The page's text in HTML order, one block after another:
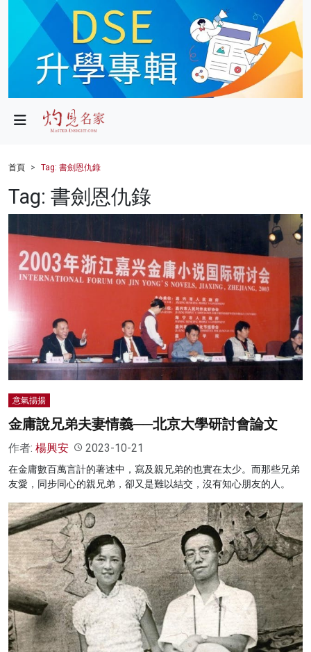
政局
財經
健康
科技
名家榜
灼見活動
首頁 Tag: 書劍恩仇錄
Tag: 書劍恩仇錄
意氣揚揚
金庸說兄弟夫妻情義──北京大學研討會論文
作者: 楊興安 2023-10-21
在金庸數百萬言計的著述中，寫及親兄弟的也實在太少。而那些兄弟
友愛，同步同心的親兄弟，卻又是難以結交，沒有知心朋友的人。